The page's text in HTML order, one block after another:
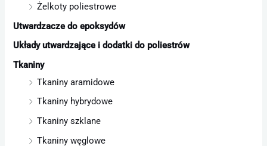
Żelkoty poliestrowe
Utwardzacze do epoksydów
Układy utwardzające i dodatki do poliestrów
Tkaniny
Tkaniny aramidowe
Tkaniny hybrydowe
Tkaniny szklane
Tkaniny węglowe